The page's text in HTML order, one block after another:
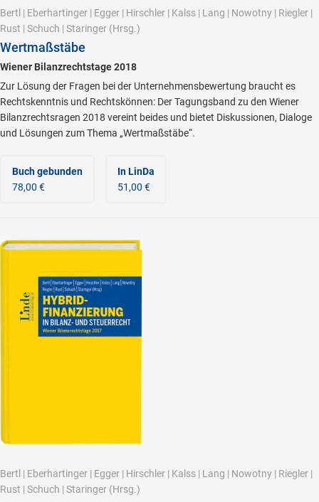
Bertl | Eberhartinger | Egger | Hirschler | Kalss | Lang | Nowotny | Riegler |
Rust | Schuch | Staringer (Hrsg.)
Wertmaßstäbe
Wiener Bilanzrechtstage 2018
Zur Lösung der Fragen bei der Unternehmensbewertung braucht es
Rechtskenntnis und Rechtskönnen: Der Tagungsband zu den Wiener
Bilanzrechtsragen 2018 vereint beides und bietet Diskussionen, Dialoge
und Lösungen zum Thema „Wertmaßstäbe“.
Buch gebunden
78,00 €
In LinDa
51,00 €
Bertl | Eberhartinger | Egger | Hirschler | Kalss | Lang | Nowotny | Riegler |
Rust | Schuch | Staringer (Hrsg.)